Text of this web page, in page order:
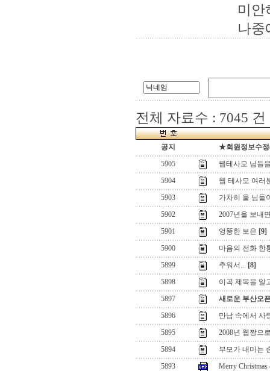
미안
나중
전체 자료수 : 7045 건
공지
★회원정보수
5905
웹테사모 님들
5904
웹 테사모 여러
5903
가차히 울 님들
5902
2007년을 보내
5901
엉뚱한 보은 [9]
5900
마음의 전화 한
5899
추워서... [8]
5898
이곡 제목을 알
5897
새로운 부산오
5896
만남 속에서 사
5895
2008년 웹짱으
5894
부모가 내미는
5893
Merry